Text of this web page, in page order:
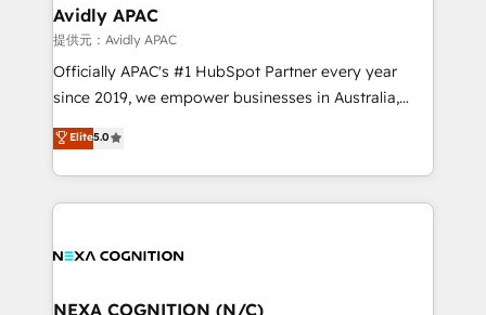
traffic, generates better leads and crushes your
revenue goals. We've worked with thousands of
HubSpot customers and we'd love to work with you
too! Clients come to us for: Advanced CRM solutions
HubSpot Data System Migrations between systems
to HubSpot New lead generation strategies Time-
Avidly APAC
提供元：Avidly APAC
Officially APAC's #1 HubSpot Partner every year
since 2019, we empower businesses in Australia,
New Zealand, and globally to realise their full
potential through enterprise HubSpot CRM
implementation. And we deliver best practice across
the whole HubSpot platform, covering marketing,
all businesses, from start-up to Enterprise, and have
the world. Our human approach to digital
Elite5.0
NEXA COGNITION (N/C)